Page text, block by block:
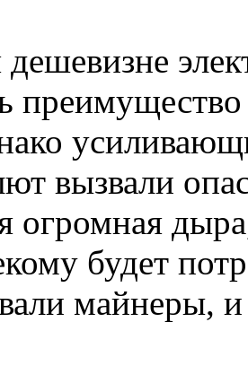
дешевизне
вызвали
огромная
будет
майнеры,